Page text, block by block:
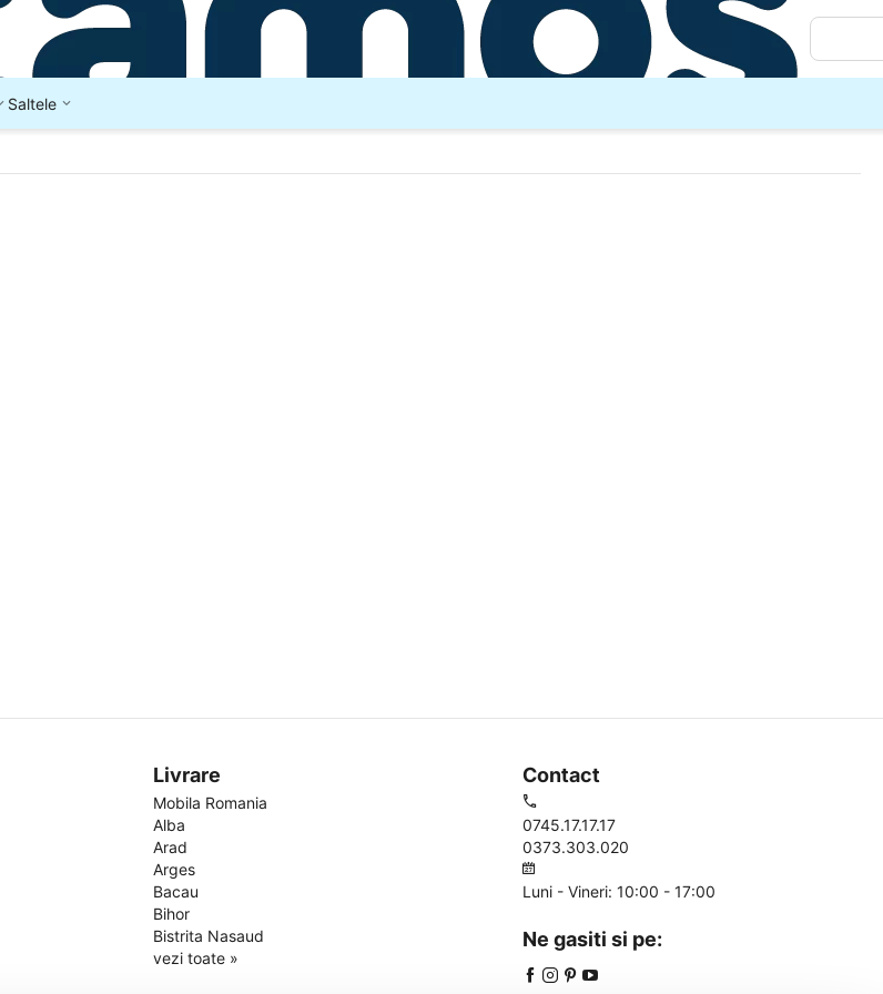
Saltele
Livrare
Mobila Romania
Alba
Arad
Arges
Bacau
Bihor
Bistrita Nasaud
vezi toate »
Contact
0745.17.17.17
0373.303.020
Luni - Vineri: 10:00 - 17:00
Ne gasiti si pe: